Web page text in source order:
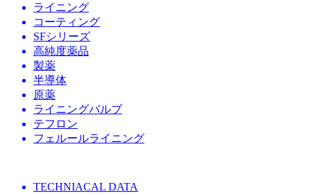
ライニング
コーティング
SFシリーズ
高純度薬品
製薬
半導体
原薬
ライニングバルブ
テフロン
フェルールライニング
TECHNIACAL DATA